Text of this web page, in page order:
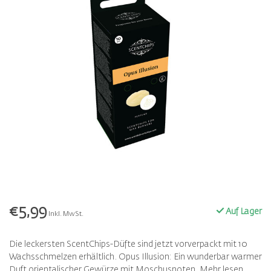
€5,99 Inkl. MwSt. Auf Lager
Die leckersten ScentChips-Düfte sind jetzt vorverpackt mit 10
Wachsschmelzen erhältlich. Opus Illusion: Ein wunderbar warmer